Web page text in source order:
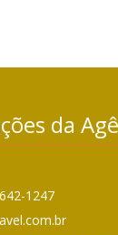
da
1247